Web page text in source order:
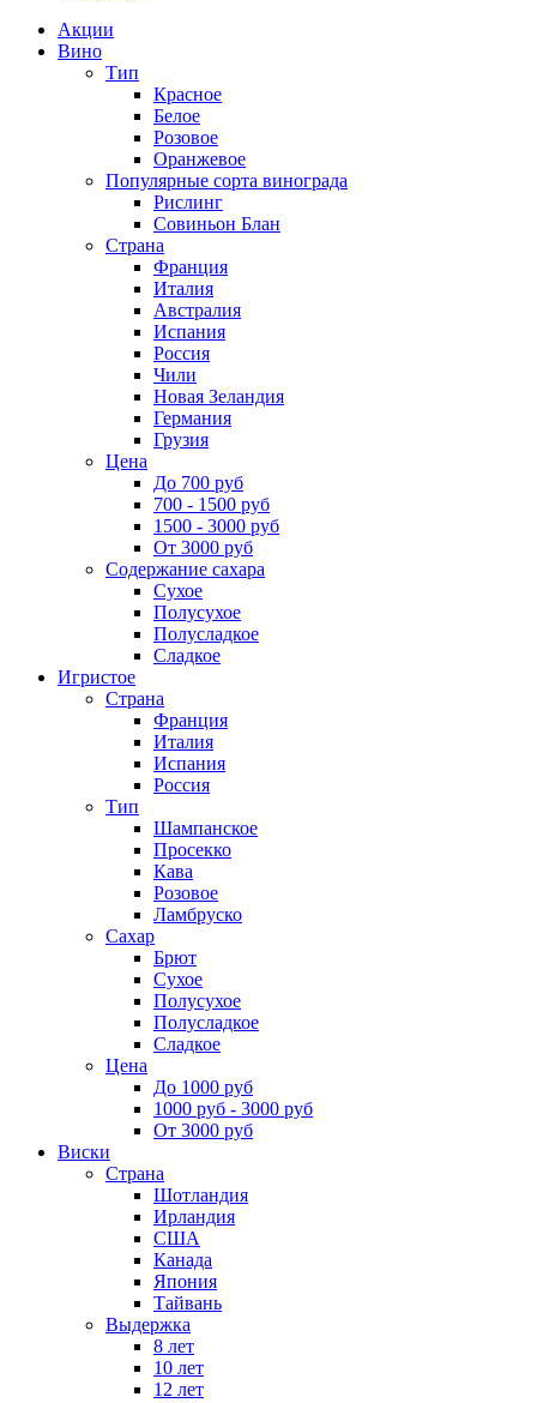
Акции
Вино
Тип
Красное
Белое
Розовое
Оранжевое
Популярные сорта винограда
Рислинг
Совиньон Блан
Страна
Франция
Италия
Австралия
Испания
Россия
Чили
Новая Зеландия
Германия
Грузия
Цена
До 700 руб
700 - 1500 руб
1500 - 3000 руб
От 3000 руб
Содержание сахара
Сухое
Полусухое
Полусладкое
Сладкое
Игристое
Страна
Франция
Италия
Испания
Россия
Тип
Шампанское
Просекко
Кава
Розовое
Ламбруско
Сахар
Брют
Сухое
Полусухое
Полусладкое
Сладкое
Цена
До 1000 руб
1000 руб - 3000 руб
От 3000 руб
Виски
Страна
Шотландия
Ирландия
США
Канада
Япония
Тайвань
Выдержка
8 лет
10 лет
12 лет